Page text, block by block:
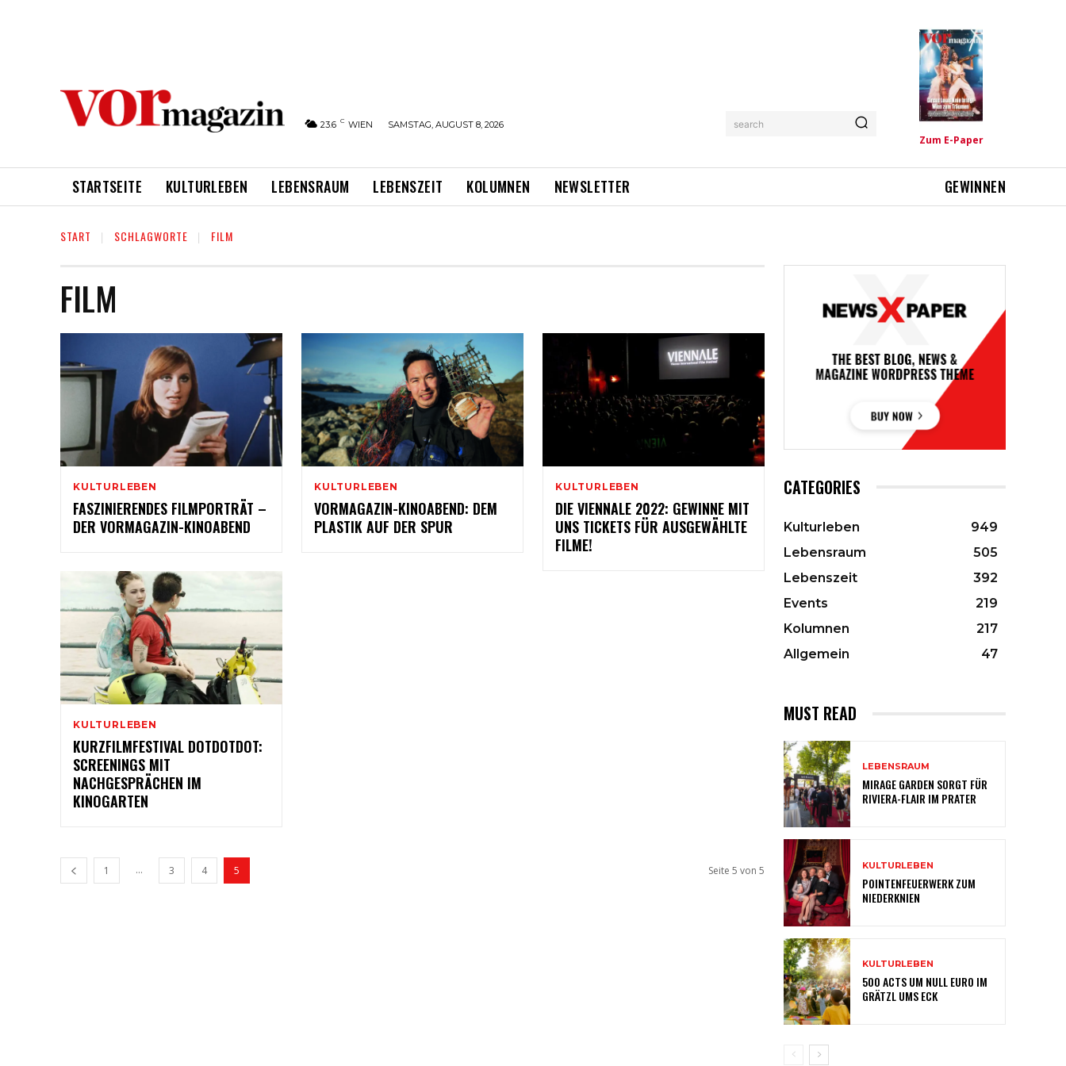
23.6 C WIEN SAMSTAG, AUGUST 8, 2026 search
Zum E-Paper
STARTSEITE KULTURLEBEN LEBENSRAUM LEBENSZEIT KOLUMNEN NEWSLETTER GEWINNEN
START SCHLAGWORTE FILM
FILM
KULTURLEBEN
FASZINIERENDES FILMPORTRÄT –
DER VORMAGAZIN-KINOABEND
KULTURLEBEN
VORMAGAZIN-KINOABEND: DEM
PLASTIK AUF DER SPUR
KULTURLEBEN
DIE VIENNALE 2022: GEWINNE MIT
UNS TICKETS FÜR AUSGEWÄHLTE
FILME!
KULTURLEBEN
KURZFILMFESTIVAL DOTDOTDOT:
SCREENINGS MIT
NACHGESPRÄCHEN IM
KINOGARTEN
1 ... 3 4 5 Seite 5 von 5
CATEGORIES
Kulturleben
949
Lebensraum
505
Lebenszeit
392
Events
219
Kolumnen
217
Allgemein
47
MUST READ
LEBENSRAUM
MIRAGE GARDEN SORGT FÜR
RIVIERA-FLAIR IM PRATER
KULTURLEBEN
POINTENFEUERWERK ZUM
NIEDERKNIEN
KULTURLEBEN
500 ACTS UM NULL EURO IM
GRÄTZL UMS ECK